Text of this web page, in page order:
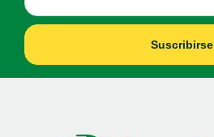
Suscribirse